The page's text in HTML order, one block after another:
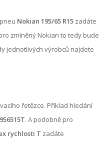
Nokian 195/65 R15 zadáte
zmíněný Nokian to tedy bude
jednotlivých výrobců najdete
řetězce. Příklad hledání
. A podobně pro
rychlosti T zadáte